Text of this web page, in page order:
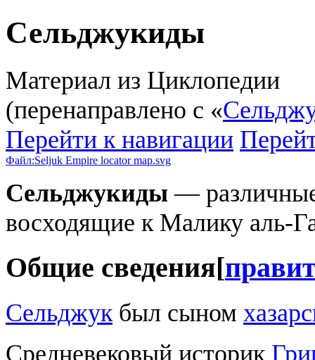
Сельджукиды
Материал из Циклопедии
(перенаправлено с «
Перейти к навигации
Файл:Seljuk Empire locator map.svg
Сельджукиды —
восходящие к Малику аль-
Общие сведения[
Сельджук был сыном
Средневековый историк